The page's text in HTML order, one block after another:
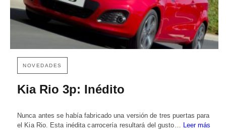
NOVEDADES
Kia Rio 3p: Inédito
Nunca antes se había fabricado una versión de tres puertas para
el Kia Rio. Esta inédita carrocería resultará del gusto…
Leer más